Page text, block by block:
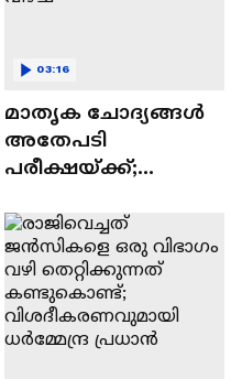
മാതൃക ചോദ്യങ്ങൾ
അതേപടി
പരീക്ഷയ്ക്ക്;
സര്‍വകലാശാല
MBBS പരീക്ഷയിൽ
ഗുരുതര വീഴ്ച
03:16